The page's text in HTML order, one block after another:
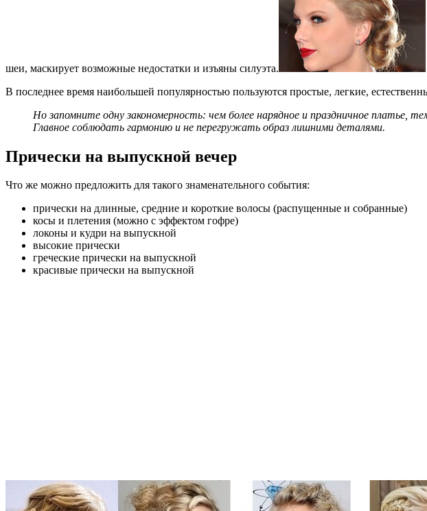
шеи, маскирует возможные недостатки и изъяны силуэта.
В последнее время наибольшей популярностью пользуются простые, легкие,
Но запомните одну закономерность: чем более нарядное и праздничное
Главное соблюдать гармонию и не перегружать образ лишними деталями.
Прически на выпускной вечер
Что же можно предложить для такого знаменательного события:
прически на длинные, средние и короткие волосы (распущенные и собранные)
косы и плетения (можно с эффектом гофре)
локоны и кудри на выпускной
высокие прически
греческие прически на выпускной
красивые прически на выпускной